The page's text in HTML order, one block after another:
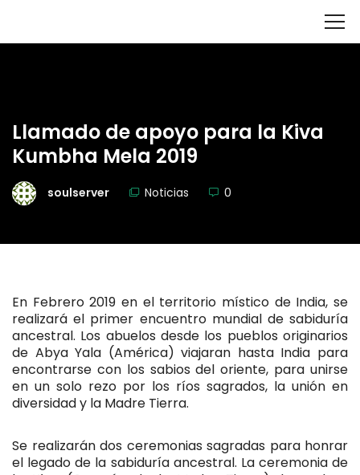
Llamado de apoyo para la Kiva
Kumbha Mela 2019
soulserver Noticias 0
En Febrero 2019 en el territorio místico de India, se
realizará el primer encuentro mundial de sabiduría
ancestral. Los abuelos desde los pueblos originarios
de Abya Yala (América) viajaran hasta India para
encontrarse con los sabios del oriente, para unirse
en un solo rezo por los ríos sagrados, la unión en
diversidad y la Madre Tierra.
Se realizarán dos ceremonias sagradas para honrar
el legado de la sabiduría ancestral. La ceremonia de